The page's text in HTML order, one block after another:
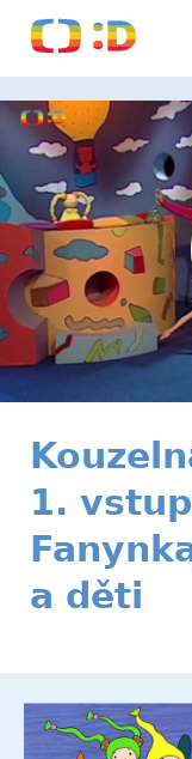
1.
a děti